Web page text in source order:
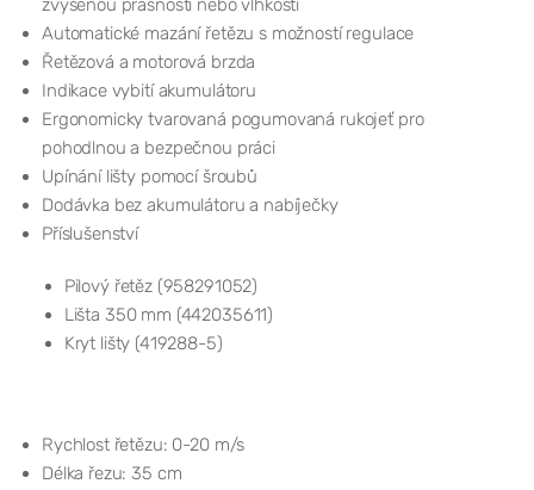
Automatické mazání řetězu s možností regulace
Řetězová a motorová brzda
Indikace vybití akumulátoru
Ergonomicky tvarovaná pogumovaná rukojeť pro
pohodlnou a bezpečnou práci
Upínání lišty pomocí šroubů
Dodávka bez akumulátoru a nabíječky
Příslušenství
Pilový řetěz (958291052)
Lišta 350 mm (442035611)
Kryt lišty (419288-5)
Rychlost řetězu: 0-20 m/s
Délka řezu: 35 cm